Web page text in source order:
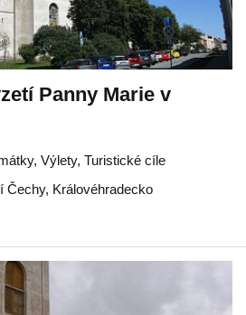
Panny Marie v
Výlety, Turistické cíle
Čechy, Královéhradecko